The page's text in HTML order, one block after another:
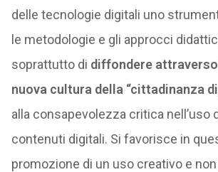
delle tecnologie digitali uno
le metodologie e gli approcci
soprattutto di diffondere
nuova cultura della “cittadinanza
alla consapevolezza critica nell’uso
contenuti digitali. Si favorisce in
promozione di un uso creativo e